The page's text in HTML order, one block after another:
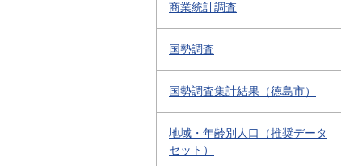
商業統計調査
国勢調査
国勢調査集計結果（徳島市）
地域・年齢別人口（推奨データ
セット）